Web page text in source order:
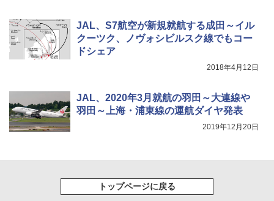
JAL、S7航空が新規就航する成田～イル
クーツク、ノヴォシビルスク線でもコー
ドシェア
2018年4月12日
JAL、2020年3月就航の羽田～大連線や
羽田～上海・浦東線の運航ダイヤ発表
2019年12月20日
トップページに戻る